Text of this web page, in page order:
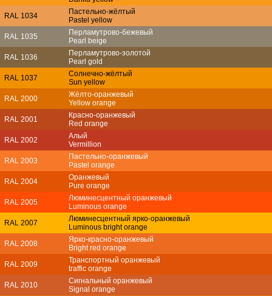
RAL 1034
Пастельно-жёлтый
Pastel yellow
RAL 1035
Перламутрово-бежевый
Pearl beige
RAL 1036
Перламутрово-золотой
Pearl gold
RAL 1037
Солнечно-жёлтый
Sun yellow
RAL 2000
Жёлто-оранжевый
Yellow orange
RAL 2001
Красно-оранжевый
Red orange
RAL 2002
Алый
Vermillion
RAL 2003
Пастельно-оранжевый
Pastel orange
RAL 2004
Оранжевый
Pure orange
RAL 2005
Люминесцентный оранжевый
Luminous orange
RAL 2007
Люминесцентный ярко-оранжевый
Luminous bright orange
RAL 2008
Ярко-красно-оранжевый
Bright red orange
RAL 2009
Транспортный оранжевый
traffic orange
RAL 2010
Сигнальный оранжевый
Signal orange